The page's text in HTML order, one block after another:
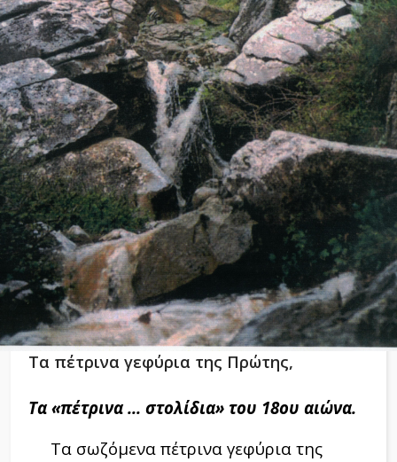
Τα πέτρινα γεφύρια της Πρώτης,
Τα «πέτρινα ... στολίδια» του 18ου αιώνα.
Τα σωζόμενα πέτρινα γεφύρια της